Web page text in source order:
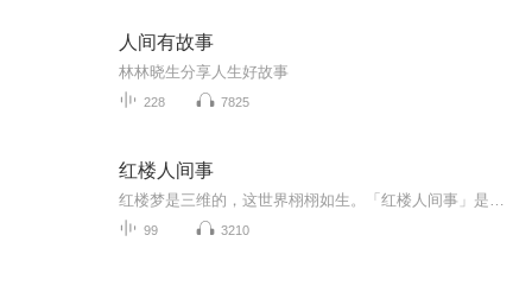
人间有故事
林林晓生分享人生好故事
228 7825
红楼人间事
99 3210